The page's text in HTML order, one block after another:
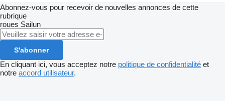
Abonnez-vous pour recevoir de nouvelles annonces de cette
rubrique
roues Sailun
S'abonner
En cliquant ici, vous acceptez notre politique de confidentialité et
notre accord utilisateur.